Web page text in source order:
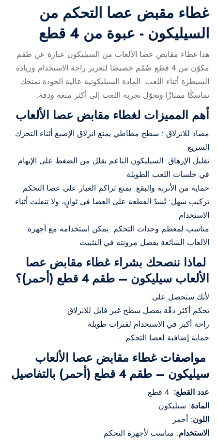
غطاء مقبض عصا التحكم من
السيليكون - عبوة من 4 قطع
هذا غطاء مقابض عصا الألعاب من السيليكون عبارة عن طقم
مكوّن من 4 قطع صُمّم خصيصًا لتعزيز راحة الاستخدام وزيادة
السيطرة أثناء اللعب. المادة السيليكونية عالية الجودة تمنحك
تماسكًا ممتازًا وتحوّل تجربة اللعب إلى أكثر متعة ودقة.
أهم المميزات لغطاء مقابض عصا الألعاب
مضاد للانزلاق : سطح مطاطي يمنع انزلاق الإصبع أثناء التحرك
السريع
تقليل الإرهاق: السيليكون الناعم يقلل من الضغط على الإبهام
في جلسات اللعب الطويلة
حماية من الأتربة والبقع: يمنع تراكم الغبار على عصا التحكم
تركيب سهل: تُشدّ القطعة على العصا في ثوانٍ، ولا تنفلت أثناء
الاستخدام
مناسب لمعظم وحدات التحكم: يمكن استخدامه مع أجهزة
الألعاب الشائعة بفضل مرونته في التثبيت
لماذا ننصحك بشراء غطاء مقابض عصا
الألعاب سيليكون – طقم 4 قطع (أحمر)؟
لأنك ستحصل على:
تحكم أكثر دقّة بفضل سطح غير قابل للانزلاق
راحة أكبر في الاستخدام لفترات طويلة
حماية إضافية لعصا التحكم
مواصفات غطاء مقابض عصا الألعاب
سيليكون – طقم 4 قطع (أحمر) بالتفاصيل
عدد القطع:
المادة: سيليكون
اللون: أحمر
الاستخدام: مناسب لأجهزة التحكم